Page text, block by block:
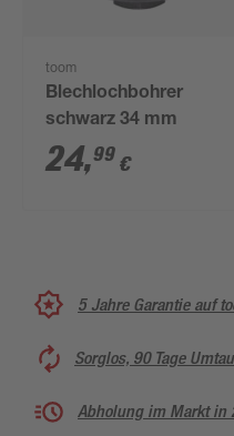
toom
Blechlochbohrer
schwarz 34 mm
24,99 €
5 Jahre Garantie auf
Sorglos, 90 Tage
Abholung im Markt in